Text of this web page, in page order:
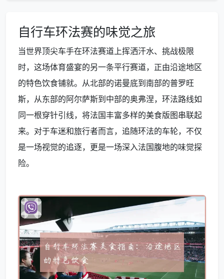
自行车环法赛的味觉之旅
当世界顶尖车手在环法赛道上挥洒汗水、挑战极限
时，这场体育盛宴的另一条平行赛道，正由沿途地区
的特色饮食铺就。从北部的诺曼底到南部的普罗旺
斯，从东部的阿尔萨斯到中部的奥弗涅，环法路线如
同一根穿针引线，将法国丰富多样的美食版图串联起
来。对于车迷和旅行者而言，追随环法的车轮，不仅
是一场视觉的追逐，更是一场深入法国腹地的味觉探
险。